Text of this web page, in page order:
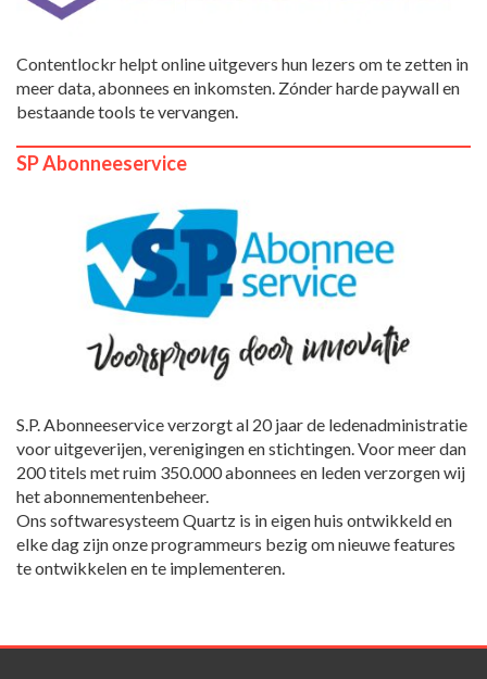
Contentlockr helpt online uitgevers hun lezers om te zetten in
meer data, abonnees en inkomsten. Zónder harde paywall en
bestaande tools te vervangen.
SP Abonneeservice
S.P. Abonneeservice verzorgt al 20 jaar de ledenadministratie
voor uitgeverijen, verenigingen en stichtingen. Voor meer dan
200 titels met ruim 350.000 abonnees en leden verzorgen wij
het abonnementenbeheer.
Ons softwaresysteem Quartz is in eigen huis ontwikkeld en
elke dag zijn onze programmeurs bezig om nieuwe features
te ontwikkelen en te implementeren.